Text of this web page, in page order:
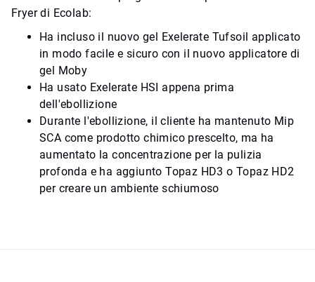
Fryer di Ecolab:
Ha incluso il nuovo gel Exelerate Tufsoil applicato
in modo facile e sicuro con il nuovo applicatore di
gel Moby
Ha usato Exelerate HSI appena prima
dell'ebollizione
Durante l'ebollizione, il cliente ha mantenuto Mip
SCA come prodotto chimico prescelto, ma ha
aumentato la concentrazione per la pulizia
profonda e ha aggiunto Topaz HD3 o Topaz HD2
per creare un ambiente schiumoso